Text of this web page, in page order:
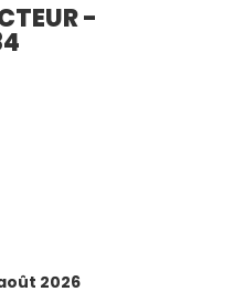
-
2026